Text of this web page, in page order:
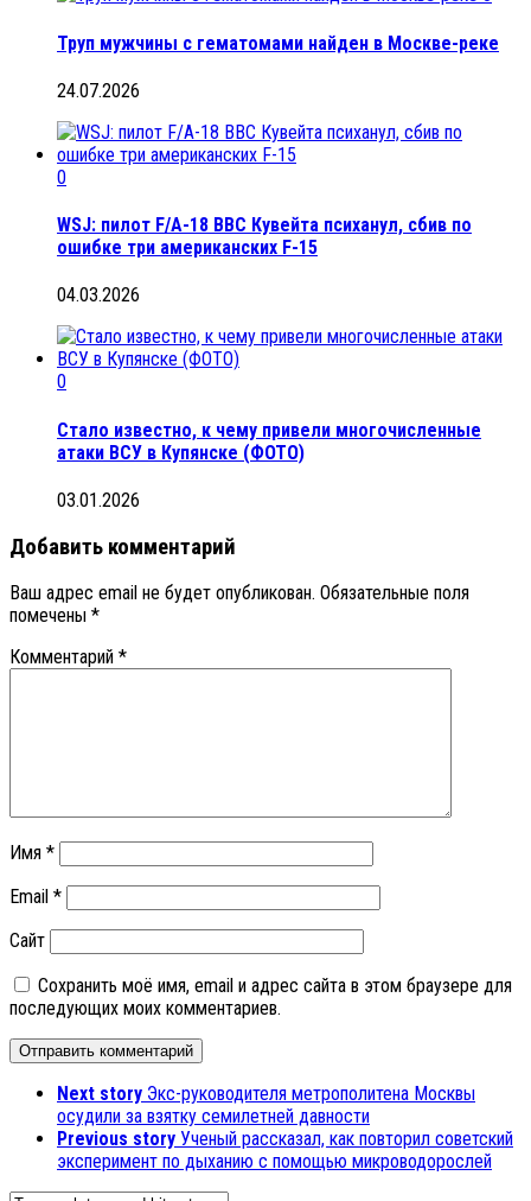
Труп мужчины с гематомами найден в Москве-реке
24.07.2026
0
WSJ: пилот F/A-18 ВВС Кувейта психанул, сбив по
ошибке три американских F-15
04.03.2026
0
Стало известно, к чему привели многочисленные
атаки ВСУ в Купянске (ФОТО)
03.01.2026
Добавить комментарий
Ваш адрес email не будет опубликован. Обязательные поля
помечены *
Комментарий *
Имя *
Email *
Сайт
Сохранить моё имя, email и адрес сайта в этом браузере для
последующих моих комментариев.
Next story Экс-руководителя метрополитена Москвы
осудили за взятку семилетней давности
Previous story Ученый рассказал, как повторил советский
эксперимент по дыханию с помощью микроводорослей